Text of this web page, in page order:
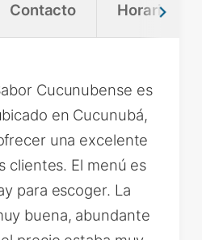
Contacto Horario
Cucunubense es
en Cucunubá,
una excelente
clientes. El menú es
para escoger. La
buena, abundante